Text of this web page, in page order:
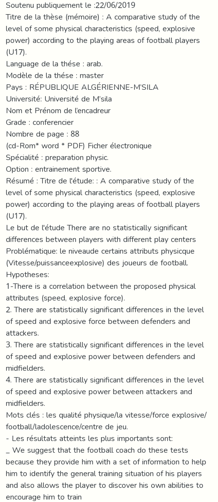
Soutenu publiquement le :22/06/2019
Titre de la thèse (mémoire) : A comparative study of the
level of some physical characteristics (speed, explosive
power) according to the playing areas of football players
(U17).
Language de la thése : arab.
Modèle de la thése : master
Pays : RÉPUBLIQUE ALGÉRIENNE-M’SILA
Université: Université de M’sila
Nom et Prénom de l’encadreur
Grade : conferencier
Nombre de page : 88
(cd-Rom* word * PDF) Ficher électronique
Spécialité : preparation physic.
Option : entrainement sportive.
Résumé : Titre de l'étude: : A comparative study of the
level of some physical characteristics (speed, explosive
power) according to the playing areas of football players
(U17).
Le but de l'étude There are no statistically significant
differences between players with different play centers
Problématique: le niveaude certains attributs physicque
(Vitesse/puissanceexplosive) des joueurs de football.
Hypotheses:
1-There is a correlation between the proposed physical
attributes (speed, explosive force).
2. There are statistically significant differences in the level
of speed and explosive force between defenders and
attackers.
3. There are statistically significant differences in the level
of speed and explosive power between defenders and
midfielders.
4. There are statistically significant differences in the level
of speed and explosive power between attackers and
midfielders.
Mots clés : les qualité physique/la vitesse/force explosive/
football/ladolescence/centre de jeu.
- Les résultats atteints les plus importants sont:
_ We suggest that the football coach do these tests
because they provide him with a set of information to help
him to identify the general training situation of his players
and also allows the player to discover his own abilities to
encourage him to train